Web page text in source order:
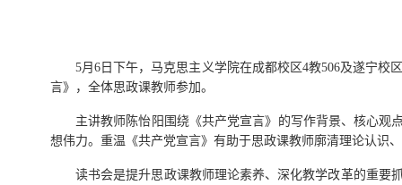
5月6日下午，马克思主义学院在成都校区4教506及遂宁校
言》，全体思政课教师参加。
主讲教师陈怡阳围绕《共产党宣言》的写作背景、核心观
想伟力。重温《共产党宣言》有助于思政课教师廓清理论认识
读书会是提升思政课教师理论素养、深化教学改革的重要